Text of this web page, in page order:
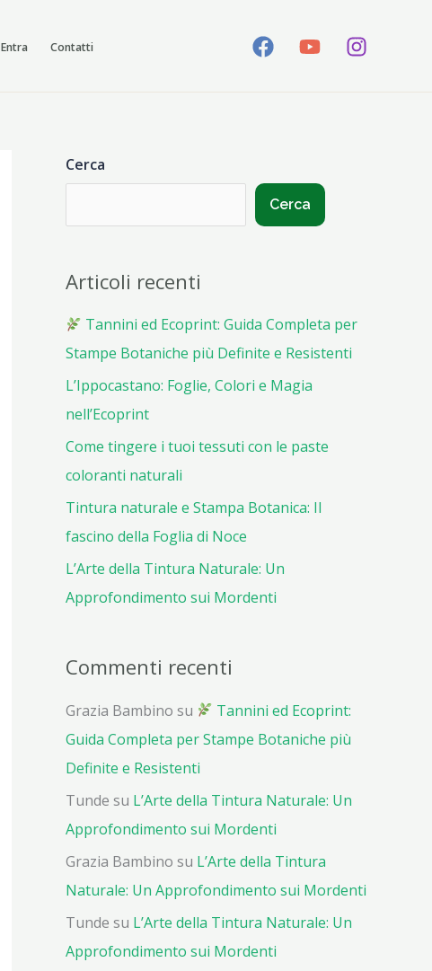
Entra Contatti
Cerca
Cerca
Articoli recenti
Tannini ed Ecoprint: Guida Completa per
Stampe Botaniche più Definite e Resistenti
L’Ippocastano: Foglie, Colori e Magia
nell’Ecoprint
Come tingere i tuoi tessuti con le paste
coloranti naturali
Tintura naturale e Stampa Botanica: Il
fascino della Foglia di Noce
L’Arte della Tintura Naturale: Un
Approfondimento sui Mordenti
Commenti recenti
Grazia Bambino su
Tannini ed Ecoprint:
Guida Completa per Stampe Botaniche più
Definite e Resistenti
Tunde su L’Arte della Tintura Naturale: Un
Approfondimento sui Mordenti
Grazia Bambino su L’Arte della Tintura
Naturale: Un Approfondimento sui Mordenti
Tunde su L’Arte della Tintura Naturale: Un
Approfondimento sui Mordenti